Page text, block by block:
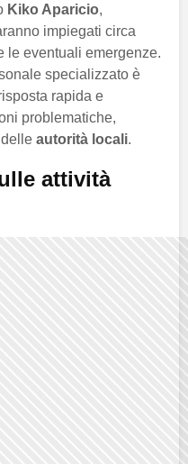
Kiko Aparicio,
impiegati circa
le eventuali emergenze.
specializzato è
rapida e
problematiche,
autorità locali.
attività